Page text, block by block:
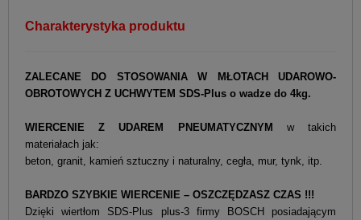
Charakterystyka produktu
ZALECANE DO STOSOWANIA W MŁOTACH UDAROWO-
OBROTOWYCH Z UCHWYTEM SDS-Plus o wadze do 4kg.
WIERCENIE Z UDAREM PNEUMATYCZNYM w takich
materiałach jak:
beton, granit, kamień sztuczny i naturalny, cegła, mur, tynk, itp.
BARDZO SZYBKIE WIERCENIE – OSZCZĘDZASZ CZAS !!!
Dzięki wiertłom SDS-Plus plus-3 firmy BOSCH posiadającym